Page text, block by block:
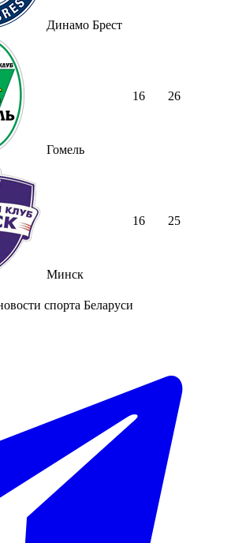
Динамо Брест
Гомель
16 26
Минск
16 25
спорта Беларуси